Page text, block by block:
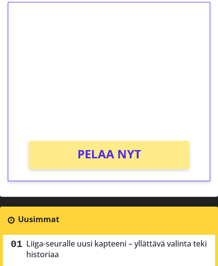
PELAA NYT
Uusimmat
Liiga-seuralle uusi kapteeni – yllättävä valinta teki
historiaa